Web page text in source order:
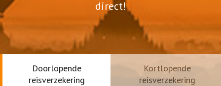
direct!
Doorlopende
reisverzekering
Kortlopende
reisverzekering